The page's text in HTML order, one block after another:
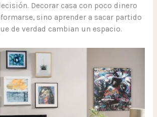
Decorar casa con poco dinero
sino aprender a sacar partido
de verdad cambian un espacio.